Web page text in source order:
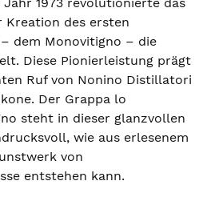
Kreation des ersten
dem Monovitigno – die
Diese Pionierleistung prägt
Ruf von Nonino Distillatori
Der Grappa lo
steht in dieser glanzvollen
wie aus erlesenem
von
entstehen kann.